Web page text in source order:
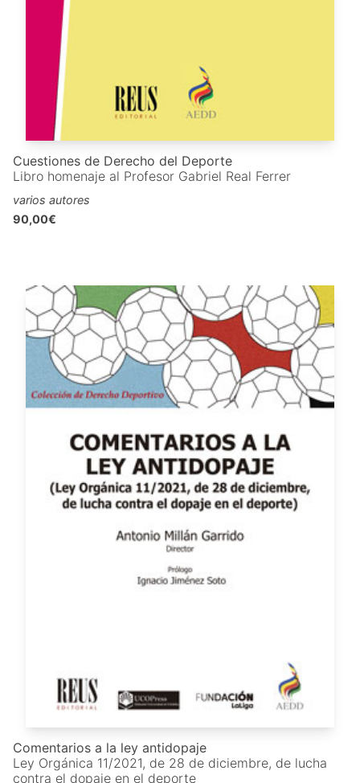
Cuestiones de Derecho del Deporte
Libro homenaje al Profesor Gabriel Real Ferrer
varios autores
90,00€
Comentarios a la ley antidopaje
Ley Orgánica 11/2021, de 28 de diciembre, de lucha
contra el dopaje en el deporte